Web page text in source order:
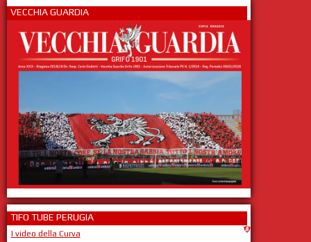
VECCHIA GUARDIA
TIFO TUBE PERUGIA
I video della Curva